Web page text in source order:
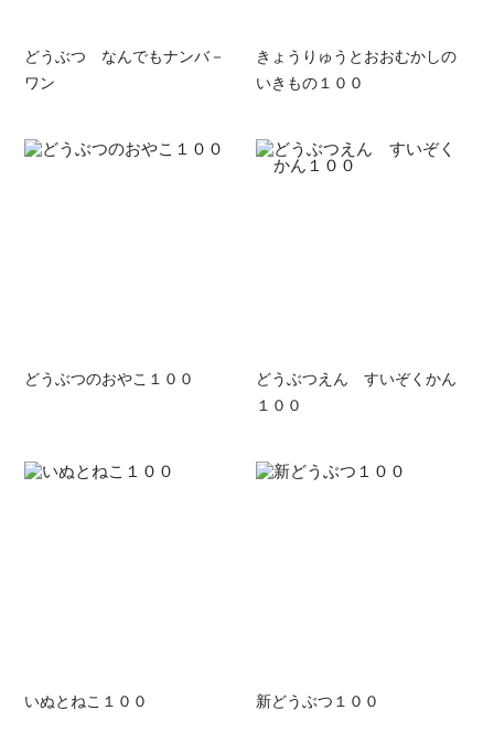
どうぶつ なんでもナンバ－
ワン
きょうりゅうとおおむかしの
いきもの１００
どうぶつのおやこ１００
どうぶつえん すいぞくかん
１００
いぬとねこ１００ 新どうぶつ１００